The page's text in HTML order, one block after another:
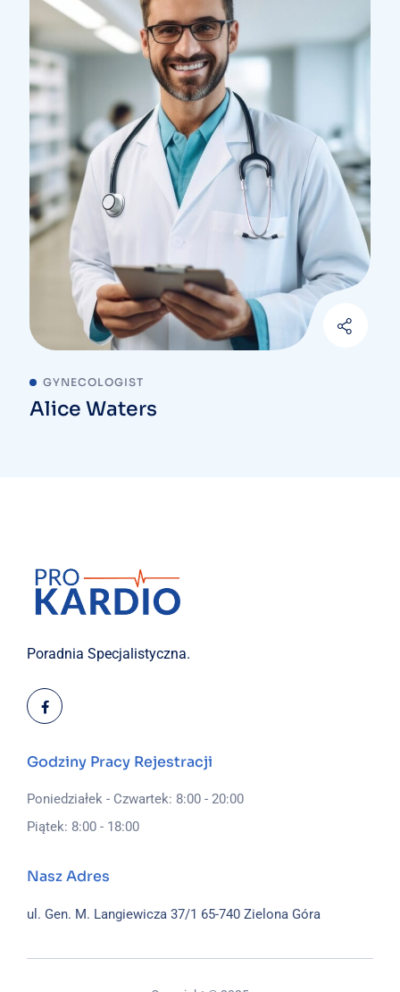
GYNECOLOGIST
Alice Waters
Poradnia Specjalistyczna.
Godziny Pracy Rejestracji
Poniedziałek - Czwartek: 8:00 - 20:00
Piątek: 8:00 - 18:00
Nasz Adres
ul. Gen. M. Langiewicza 37/1 65-740 Zielona Góra